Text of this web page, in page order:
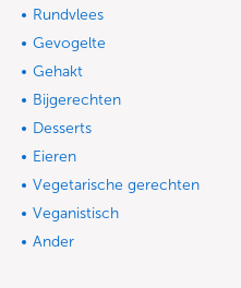
Rundvlees
Gevogelte
Gehakt
Bijgerechten
Desserts
Eieren
Vegetarische gerechten
Veganistisch
Ander